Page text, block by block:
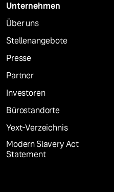
Unternehmen
Über uns
Stellenangebote
Presse
Partner
Investoren
Bürostandorte
Yext-Verzeichnis
Modern Slavery Act
Statement